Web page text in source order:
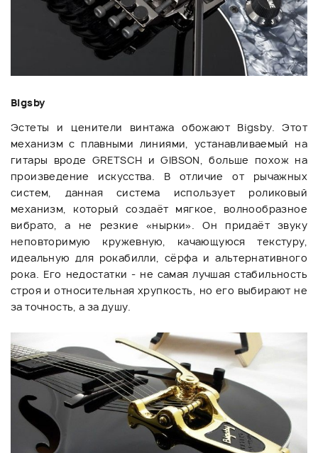
Bigsby
Эстеты и ценители винтажа обожают Bigsby. Этот
механизм с плавными линиями, устанавливаемый на
гитары вроде GRETSCH и GIBSON, больше похож на
произведение искусства. В отличие от рычажных
систем, данная система использует роликовый
механизм, который создаёт мягкое, волнообразное
вибрато, а не резкие «нырки». Он придаёт звуку
неповторимую кружевную, качающуюся текстуру,
идеальную для рокабилли, сёрфа и альтернативного
рока. Его недостатки - не самая лучшая стабильность
строя и относительная хрупкость, но его выбирают не
за точность, а за душу.